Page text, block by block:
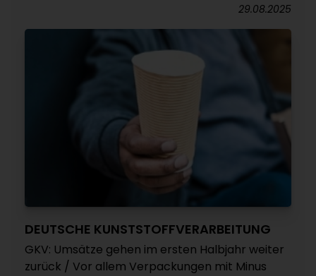
29.08.2025
DEUTSCHE KUNSTSTOFFVERARBEITUNG
GKV: Umsätze gehen im ersten Halbjahr weiter
zurück / Vor allem Verpackungen mit Minus